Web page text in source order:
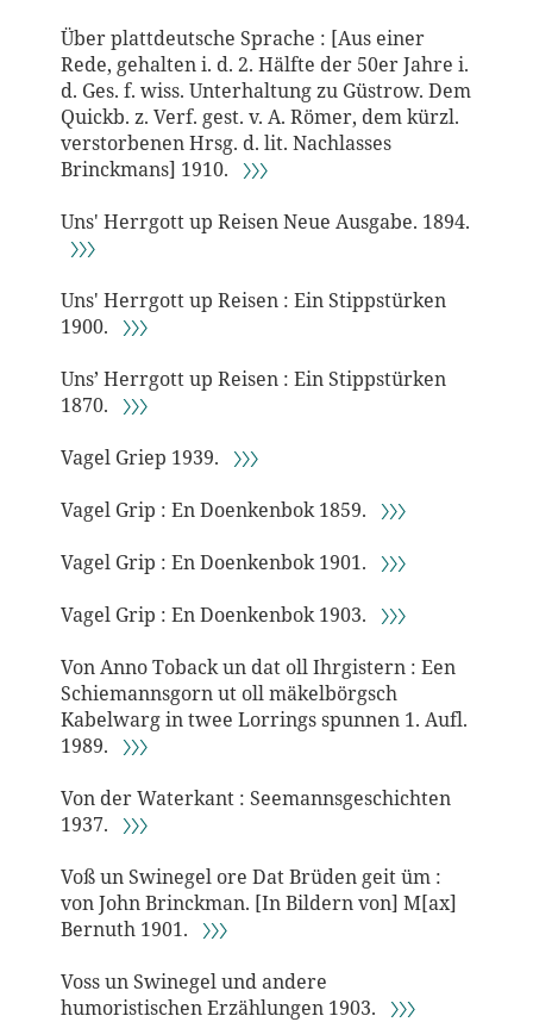
Über plattdeutsche Sprache : [Aus einer
Rede, gehalten i. d. 2. Hälfte der 50er Jahre i.
d. Ges. f. wiss. Unterhaltung zu Güstrow. Dem
Quickb. z. Verf. gest. v. A. Römer, dem kürzl.
verstorbenen Hrsg. d. lit. Nachlasses
Brinckmans] 1910. 〉〉〉
Uns' Herrgott up Reisen Neue Ausgabe. 1894.
〉〉〉
Uns' Herrgott up Reisen : Ein Stippstürken
1900. 〉〉〉
Uns’ Herrgott up Reisen : Ein Stippstürken
1870. 〉〉〉
Vagel Griep 1939. 〉〉〉
Vagel Grip : En Doenkenbok 1859. 〉〉〉
Vagel Grip : En Doenkenbok 1901. 〉〉〉
Vagel Grip : En Doenkenbok 1903. 〉〉〉
Von Anno Toback un dat oll Ihrgistern : Een
Schiemannsgorn ut oll mäkelbörgsch
Kabelwarg in twee Lorrings spunnen 1. Aufl.
1989. 〉〉〉
Von der Waterkant : Seemannsgeschichten
1937. 〉〉〉
Voß un Swinegel ore Dat Brüden geit üm :
von John Brinckman. [In Bildern von] M[ax]
Bernuth 1901. 〉〉〉
Voss un Swinegel und andere
humoristischen Erzählungen 1903. 〉〉〉